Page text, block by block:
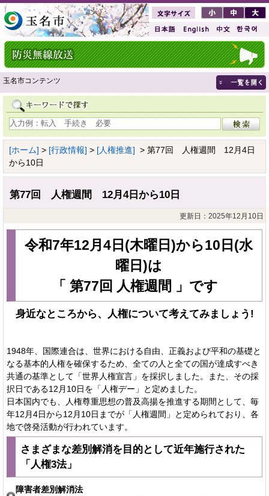
玉名市コンテンツ
[ホーム] > [行政情報] > [人権推進] > 第77回 人権週間 12月4日
から10日
第77回 人権週間 12月4日から10日
更新日：2025年12月10日
令和7年12月4日(木曜日)から10日(水
曜日)は
「 第77回 人権週間 」です
身近なところから、人権について考えてみましょう!
1948年、国際連合は、世界における自由、正義および平和の基礎と
なる基本的人権を確保するため、全ての人と全ての国が達成すべき
共通の基準として「世界人権宣言」を採択しました。また、その採
択日である12月10日を「人権デー」と定めました。
日本国内でも、人権尊重思想の普及高揚を推進する期間として、毎
年12月4日から12月10日までが「人権週間」と定められており、各
地で啓発活動が行われています。
さまざまな差別解消を目的として近年施行された
「人権3法」
障害者差別解消法